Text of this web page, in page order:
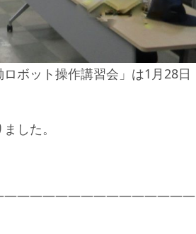
ボット操作講習会」は1月28日
した。